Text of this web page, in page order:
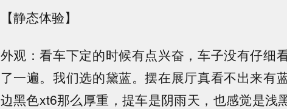
【静态体验】
外观：看车下定的时候有点兴奋，车子没有仔细
了一遍。我们选的黛蓝。摆在展厅真看不出来有
边黑色xt6那么厚重，提车是阴雨天，也感觉是浅